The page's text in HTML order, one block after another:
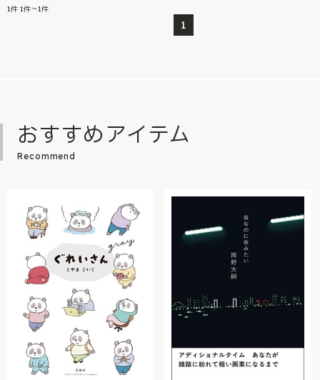
1件 1件～1件
1
おすすめアイテム
Recommend